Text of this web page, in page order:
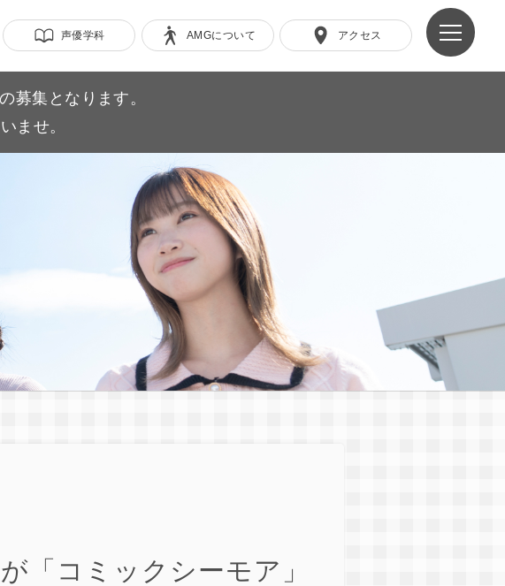
声優学科 AMGについて アクセス
募集となります。
ませ。
「コミックシーモア」